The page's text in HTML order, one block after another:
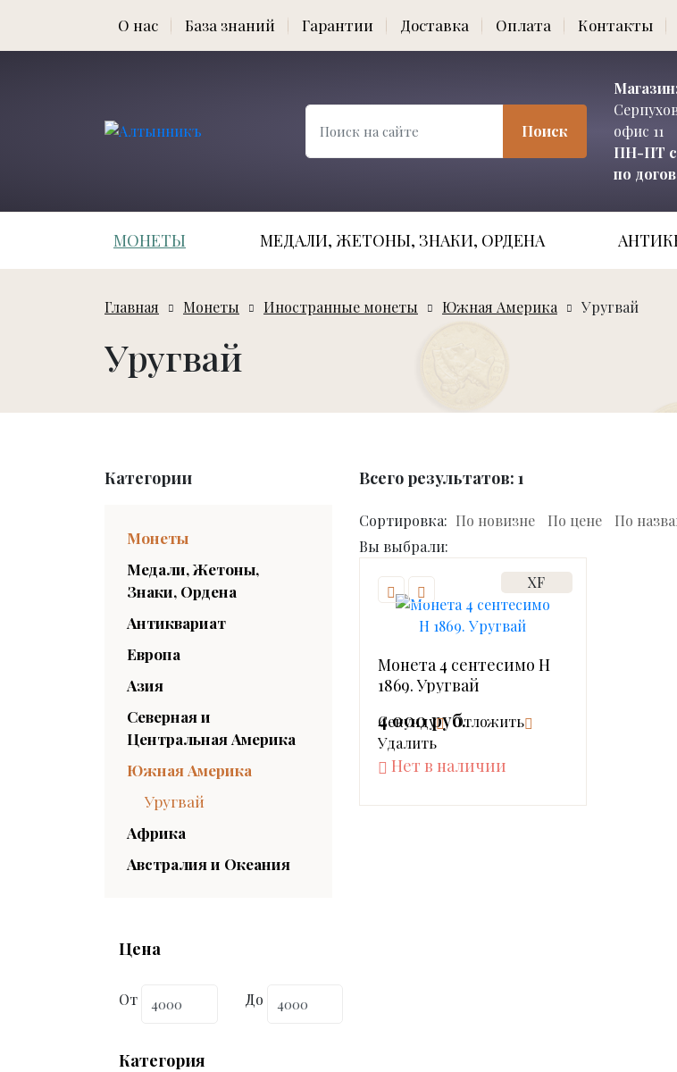
О нас База знаний Гарантии Доставка Оплата Контакты
Поиск
офис 11
ПН-ПТ с
по
МОНЕТЫ МЕДАЛИ, ЖЕТОНЫ, ЗНАКИ, ОРДЕНА
Главная Монеты Иностранные монеты Южная Америка Уругвай
Уругвай
Категории
Монеты
Медали, Жетоны,
Знаки, Ордена
Антиквариат
Европа
Азия
Северная и
Центральная Америка
Южная Америка
Уругвай
Африка
Австралия и Океания
Цена
От До
Категория
Всего результатов: 1
Сортировка: По новизне По цене По
Вы выбрали:
XF
Монета 4 сентесимо Н
1869. Уругвай
4 000 руб.
Cекунду
Отложить
Удалить
Нет в наличии